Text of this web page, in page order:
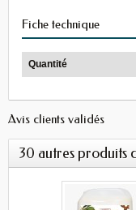
Fiche technique
Quantité
Avis clients validés
30 autres produits